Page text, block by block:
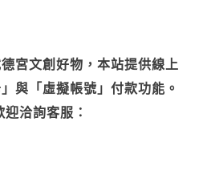
宮文創好物，本站提供線上
與「虛擬帳號」付款功能。
洽詢客服：